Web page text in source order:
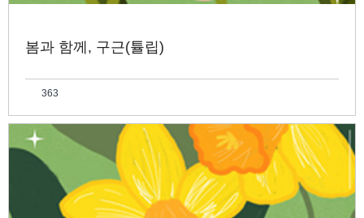
봄과 함께, 구근(튤립)
363